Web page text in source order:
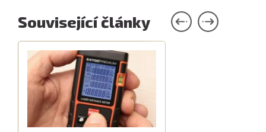
Související články